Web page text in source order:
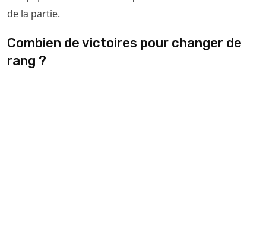
de la partie.
Combien de victoires pour changer de
rang ?